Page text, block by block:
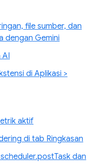
file sumber, dan
dengan Gemini
AI
di Aplikasi >
aktif
di tab Ringkasan
dan